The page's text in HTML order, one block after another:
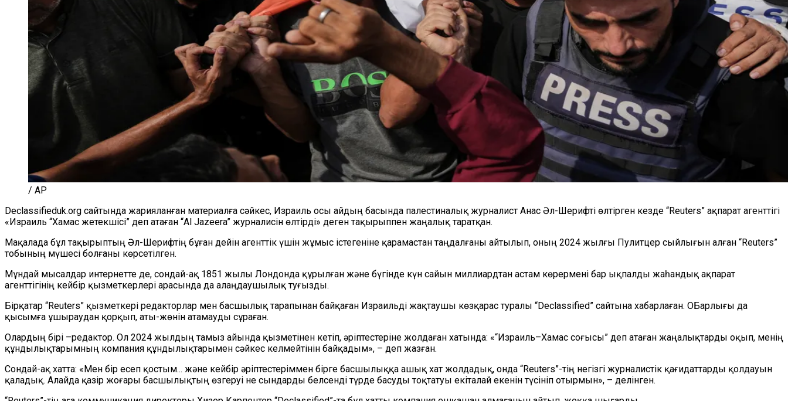
/ AP
Declassifieduk.org сайтында жарияланған материалға сәйкес, Израиль осы айдың басында палестиналық журналист Анас Әл-Шерифті өлтірген кезде “Reuters” ақпарат агенттігі
«Израиль “Хамас жетекшісі” деп атаған “Al Jazeera” журналисін өлтірді» деген тақырыппен жаңалық таратқан.
Мақалада бұл тақырыптың Әл-Шерифтің бұған дейін агенттік үшін жұмыс істегеніне қарамастан таңдалғаны айтылып, оның 2024 жылғы Пулитцер сыйлығын алған “Reuters”
тобының мүшесі болғаны көрсетілген.
Мұндай мысалдар интернетте де, сондай-ақ 1851 жылы Лондонда құрылған және бүгінде күн сайын миллиардтан астам көрермені бар ықпалды жаһандық ақпарат
агенттігінің кейбір қызметкерлері арасында да алаңдаушылық туғызды.
Бірқатар “Reuters” қызметкері редакторлар мен басшылық тарапынан байқаған Израильді жақтаушы көзқарас туралы “Declassified” сайтына хабарлаған. ОБарлығы да
қысымға ұшыраудан қорқып, аты-жөнін атамауды сұраған.
Олардың бірі –редактор. Ол 2024 жылдың тамыз айында қызметінен кетіп, әріптестеріне жолдаған хатында: «“Израиль–Хамас соғысы” деп атаған жаңалықтарды оқып, менің
құндылықтарымның компания құндылықтарымен сәйкес келмейтінін байқадым», – деп жазған.
Сондай-ақ хатта: «Мен бір есеп қостым... және кейбір әріптестеріммен бірге басшылыққа ашық хат жолдадық, онда “Reuters”-тің негізгі журналистік қағидаттарды қолдауын
қаладық. Алайда қазір жоғары басшылықтың өзгеруі не сындарды белсенді түрде басуды тоқтатуы екіталай екенін түсініп отырмын», – делінген.